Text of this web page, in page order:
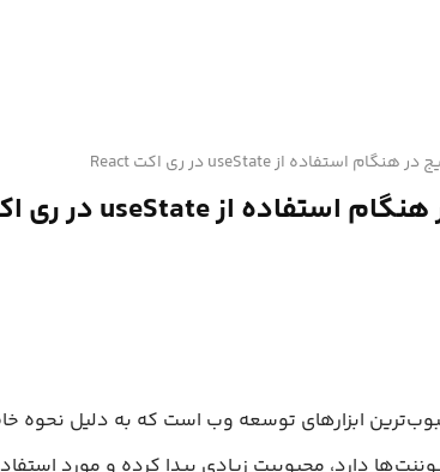
ابزارهای توسعه وب است که به دلیل نحوه